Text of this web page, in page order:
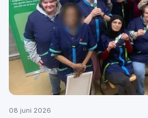
08 juni 2026